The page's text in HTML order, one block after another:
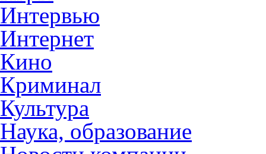
Интервью
Интернет
Кино
Криминал
Культура
Наука, образование